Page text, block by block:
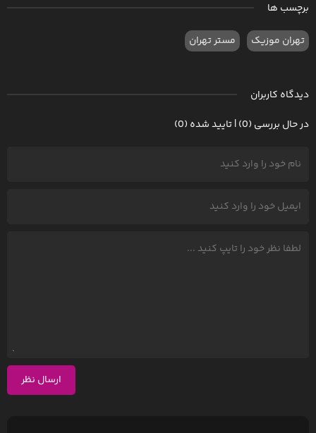
برچسب ها
تهران موزیک مستر تهران
دیدگاه کاربران
در حال بررسی (0) | تایید شده (0)
ارسال نظر